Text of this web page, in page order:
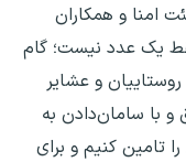
امنا و همکاران
یک عدد نیست؛ گام
و عشایر
و با سامان‌دادن به
تامین کنیم و برای